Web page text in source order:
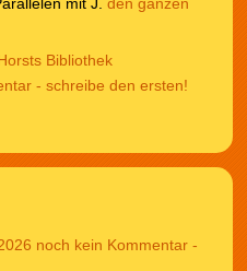
mit J. den ganzen
Bibliothek
- schreibe den ersten!
noch kein Kommentar -